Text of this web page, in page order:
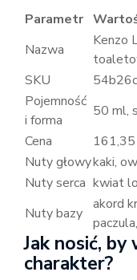
Parametr
Nazwa
Kenzo
SKU
Pojemność
i forma
50 ml,
Cena
161,35
Nuty głowykaki,
Nuty serca kwiat
Nuty bazy
akord
Jak nosić,
charakter?